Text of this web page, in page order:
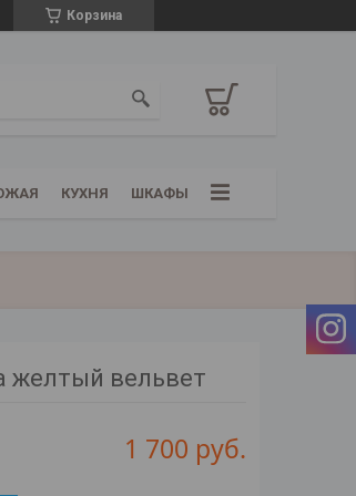
Корзина
КУХНЯ ШКАФЫ
желтый вельвет
1 700 руб.